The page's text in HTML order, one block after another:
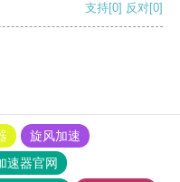
支持[0] 反对[0]
旋风加速
速器官网